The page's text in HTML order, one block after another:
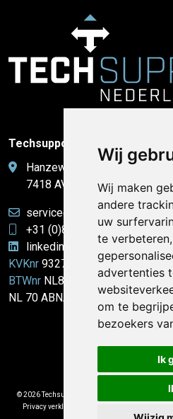
Wij
Wij maken
andere
uw
te
advertenties
om te
bezoekers
Ik
Techsupport Nederland B.V.
Hanzeweg 45 C
7418 AV Deventer
service@techsupport-
+31 (0)85 21 29 534
linkedin.com/techsupport-
KVKnr 93275242
BTWnr NL866336527B01
NL 70 ABNA 0133 1964 02
© 2026 Techsupport Nederland B.V.
Privacy verklaring